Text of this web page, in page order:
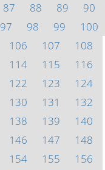
87 88 89
90
97 98 99
100
106 107
108
114 115
116
122 123
124
130 131
132
138 139
140
146 147
148
154 155
156